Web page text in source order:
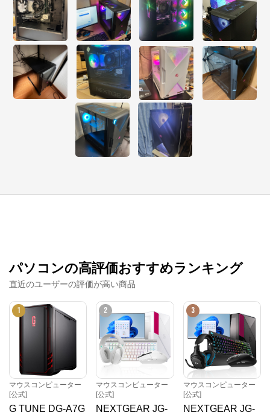
パソコンの高評価おすすめランキング
直近のユーザーの評価が高い商品
1
マウスコンピューター
[公式]
G TUNE DG-A7G
2
マウスコンピューター
[公式]
NEXTGEAR JG-
3
マウスコンピューター
[公式]
NEXTGEAR JG-
※外部サイトが開きます
マウスコンピューター[公式]からのコメント
マウスコンピューターは、お客様のご利用目的・ご予
算に沿って、自由にカスタマイズしたBTO（Build To
Order）パソコンをご提供する、国内生産のパソコン
メーカーです。
当社パソコンには「3年間無償保証（一部製品を除
く）」「24時間×365日電話サポート」が標準で付帯、
休日や深夜でも専門国内スタッフが皆様をサポートい
たします。